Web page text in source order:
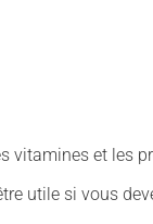
vitamines et les
utile si vous